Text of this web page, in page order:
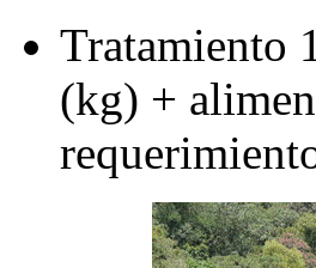
Tratamiento
(kg) +